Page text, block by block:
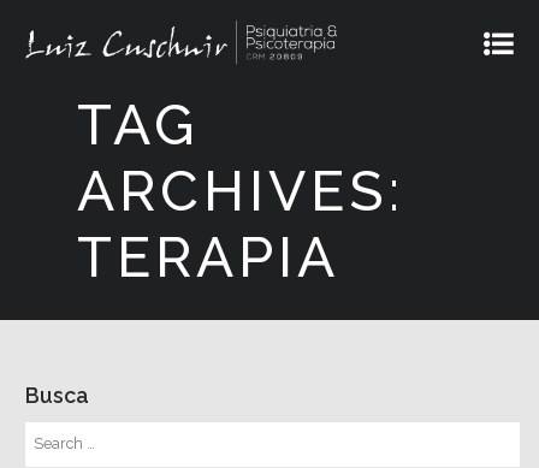
TAG
ARCHIVES:
TERAPIA
Busca